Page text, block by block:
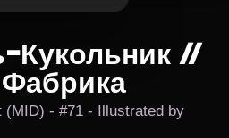
Кукольник //
(MID) - #71 - Illustrated by